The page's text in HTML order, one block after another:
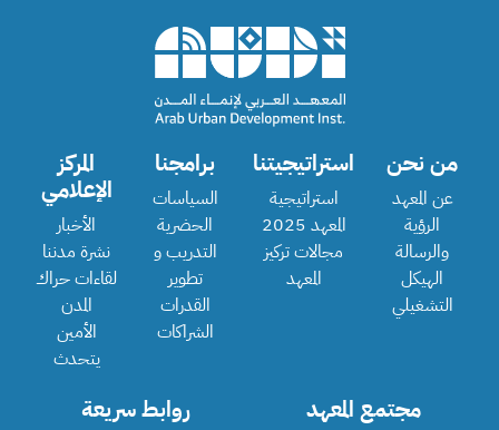
من نحن
عن المعهد
الرؤية
والرسالة
الهيكل
التشغيلي
استراتيجيتنا
استراتيجية
المعهد 2025
مجالات تركيز
المعهد
برامجنا
السياسات
الحضرية
التدريب و
تطوير
القدرات
الشراكات
المركز
الإعلامي
الأخبار
نشرة مدننا
لقاءات حراك
المدن
الأمين
يتحدث
مجتمع المعهد روابط سريعة